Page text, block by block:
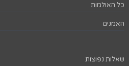
כל האולמות
האמנים
שאלות נפוצות